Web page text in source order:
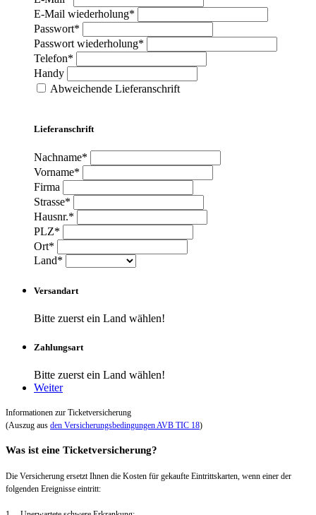
E-Mail wiederholung*
Passwort*
Passwort wiederholung*
Telefon*
Handy
Abweichende Lieferanschrift
Lieferanschrift
Nachname*
Vorname*
Firma
Strasse*
Hausnr.*
PLZ*
Ort*
Land*
Versandart
Bitte zuerst ein Land wählen!
Zahlungsart
Bitte zuerst ein Land wählen!
Weiter
Informationen zur Ticketversicherung
(Auszug aus den Versicherungsbedingungen AVB TIC 18)
Was ist eine Ticketversicherung?
Die Versicherung ersetzt Ihnen die Kosten für gekaufte Eintrittskarten, wenn einer der
folgenden Ereignisse eintritt: